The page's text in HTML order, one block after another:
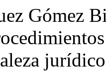
Gómez